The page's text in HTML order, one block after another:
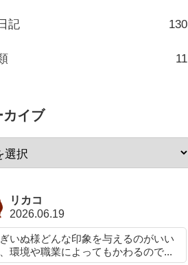
記 130
11
カイブ
リカコ
2026.06.19
いぬ様どんな印象を与えるのがいい
環境や職業によってもかわるので...